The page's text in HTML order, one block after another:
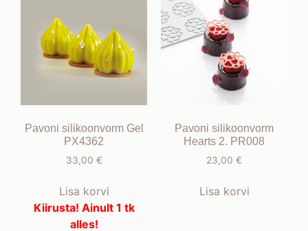
Pavoni silikoonvorm Gel
PX4362
33,00 €
Lisa korvi
Kiirusta! Ainult 1 tk
alles!
Pavoni silikoonvorm
Hearts 2. PR008
23,00 €
Lisa korvi